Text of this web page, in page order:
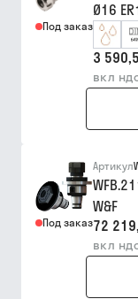
Под заказ
Ø16
3
вкл
Под заказ
Артикул
W&F
72
вкл